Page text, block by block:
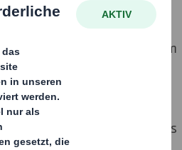
Verpackungsunternehmen
F&E- und Innovationspaket im
an, um seine Arbeit im
zu beschleunigen. Die
einen Zeitraum von fünf
eines neuen Zentrums